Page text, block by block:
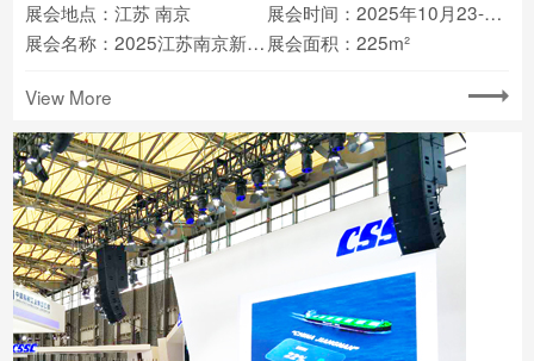
展会地点：江苏 南京
展会时间：2025年10月23-25日
展会名称：2025江苏南京新能源电动车展 展会面积：225m²
View More